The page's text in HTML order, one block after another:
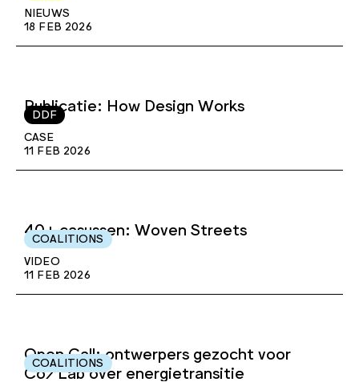
NIEUWS
18 FEB 2026
DDF
Publicatie: How Design Works
CASE
11 FEB 2026
COALITIONS
40+ casussen: Woven Streets
VIDEO
11 FEB 2026
COALITIONS
Open Call: ontwerpers gezocht voor
Co/Lab over energietransitie